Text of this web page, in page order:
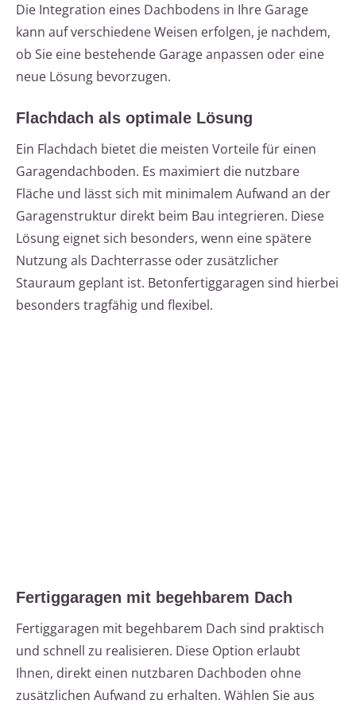
Die Integration eines Dachbodens in Ihre Garage
kann auf verschiedene Weisen erfolgen, je nachdem,
ob Sie eine bestehende Garage anpassen oder eine
neue Lösung bevorzugen.
Flachdach als optimale Lösung
Ein Flachdach bietet die meisten Vorteile für einen
Garagendachboden. Es maximiert die nutzbare
Fläche und lässt sich mit minimalem Aufwand an der
Garagenstruktur direkt beim Bau integrieren. Diese
Lösung eignet sich besonders, wenn eine spätere
Nutzung als Dachterrasse oder zusätzlicher
Stauraum geplant ist. Betonfertiggaragen sind hierbei
besonders tragfähig und flexibel.
Fertiggaragen mit begehbarem Dach
Fertiggaragen mit begehbarem Dach sind praktisch
und schnell zu realisieren. Diese Option erlaubt
Ihnen, direkt einen nutzbaren Dachboden ohne
zusätzlichen Aufwand zu erhalten. Wählen Sie aus